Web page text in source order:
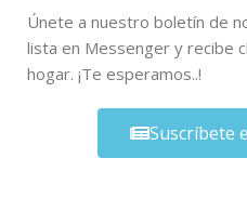
Únete a nuestro boletín de
lista en Messenger y recibe
hogar. ¡Te esperamos..!
Suscríbete